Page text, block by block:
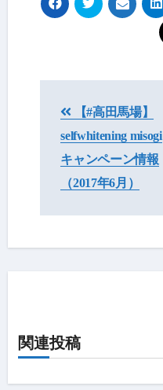
稿
ナ
ビ
ゲ
ー
ン
【#高田馬場】
selfwhitening misogi
キャンペーン情報
（2017年6月）
関連投稿